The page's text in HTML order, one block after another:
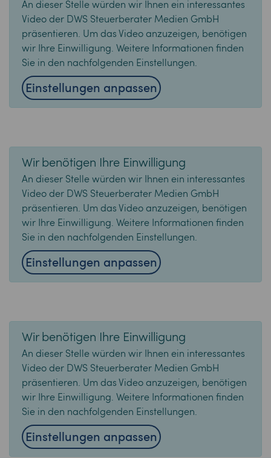
An dieser Stelle würden wir Ihnen ein interessantes
Video der DWS Steuerberater Medien GmbH
präsentieren. Um das Video anzuzeigen, benötigen
wir Ihre Einwilligung. Weitere Informationen finden
Sie in den nachfolgenden Einstellungen.
Einstellungen anpassen
Wir benötigen Ihre Einwilligung
An dieser Stelle würden wir Ihnen ein interessantes
Video der DWS Steuerberater Medien GmbH
präsentieren. Um das Video anzuzeigen, benötigen
wir Ihre Einwilligung. Weitere Informationen finden
Sie in den nachfolgenden Einstellungen.
Einstellungen anpassen
Wir benötigen Ihre Einwilligung
An dieser Stelle würden wir Ihnen ein interessantes
Video der DWS Steuerberater Medien GmbH
präsentieren. Um das Video anzuzeigen, benötigen
wir Ihre Einwilligung. Weitere Informationen finden
Sie in den nachfolgenden Einstellungen.
Einstellungen anpassen